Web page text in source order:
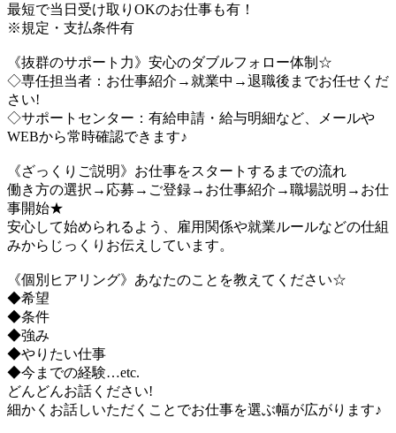
最短で当日受け取りOKのお仕事も有！
※規定・支払条件有
《抜群のサポート力》安心のダブルフォロー体制☆
◇専任担当者：お仕事紹介→就業中→退職後までお任せくだ
さい!
◇サポートセンター：有給申請・給与明細など、メールや
WEBから常時確認できます♪
《ざっくりご説明》お仕事をスタートするまでの流れ
働き方の選択→応募→ご登録→お仕事紹介→職場説明→お仕
事開始★
安心して始められるよう、雇用関係や就業ルールなどの仕組
みからじっくりお伝えしています。
《個別ヒアリング》あなたのことを教えてください☆
◆希望
◆条件
◆強み
◆やりたい仕事
◆今までの経験…etc.
どんどんお話ください!
細かくお話しいただくことでお仕事を選ぶ幅が広がります♪